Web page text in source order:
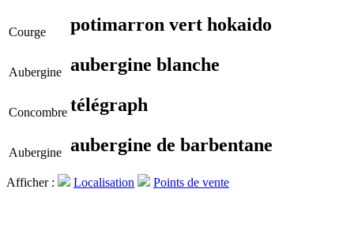
Courge potimarron vert hokaido
Aubergine aubergine blanche
Concombre télégraph
Aubergine aubergine de barbentane
Afficher : Localisation Points de vente